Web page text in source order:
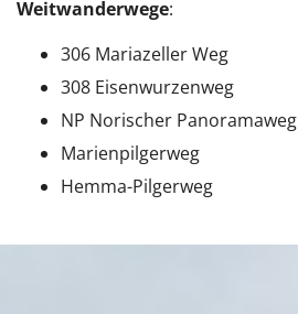
Weitwanderwege:
306 Mariazeller Weg
308 Eisenwurzenweg
NP Norischer Panoramaweg
Marienpilgerweg
Hemma-Pilgerweg